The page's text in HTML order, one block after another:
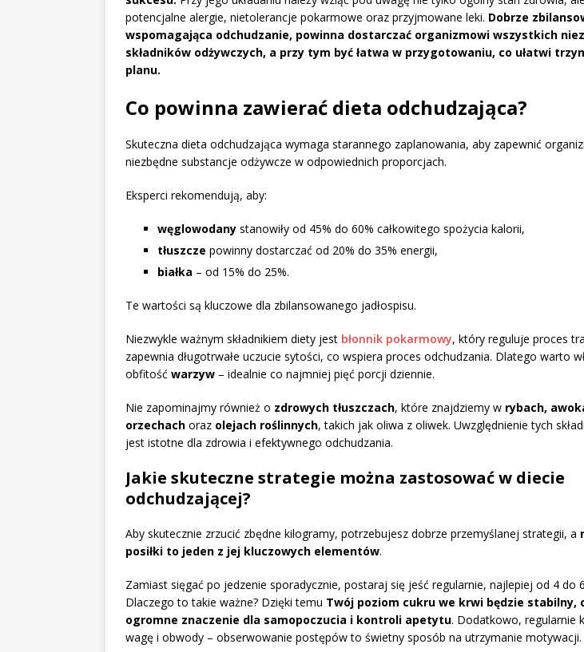
potencjalne alergie, nietolerancje pokarmowe oraz przyjmowane leki. Dobrze
wspomagająca odchudzanie, powinna dostarczać organizmowi wszystkich
składników odżywczych, a przy tym być łatwa w przygotowaniu, co ułatwi
planu.
Co powinna zawierać dieta odchudzająca?
Skuteczna dieta odchudzająca wymaga starannego zaplanowania, aby zapewnić
niezbędne substancje odżywcze w odpowiednich proporcjach.
Eksperci rekomendują, aby:
węglowodany stanowiły od 45% do 60% całkowitego spożycia kalorii,
tłuszcze powinny dostarczać od 20% do 35% energii,
białka – od 15% do 25%.
Te wartości są kluczowe dla zbilansowanego jadłospisu.
Niezwykle ważnym składnikiem diety jest błonnik pokarmowy, który reguluje proces
zapewnia długotrwałe uczucie sytości, co wspiera proces odchudzania. Dlatego warto
obfitość warzyw – idealnie co najmniej pięć porcji dziennie.
Nie zapominajmy również o zdrowych tłuszczach, które znajdziemy w rybach,
orzechach oraz olejach roślinnych, takich jak oliwa z oliwek. Uwzględnienie tych
jest istotne dla zdrowia i efektywnego odchudzania.
Jakie skuteczne strategie można zastosować w diecie
odchudzającej?
Aby skutecznie zrzucić zbędne kilogramy, potrzebujesz dobrze przemyślanej strategii, a
posiłki to jeden z jej kluczowych elementów.
Zamiast sięgać po jedzenie sporadycznie, postaraj się jeść regularnie, najlepiej od 4 do
Dlaczego to takie ważne? Dzięki temu Twój poziom cukru we krwi będzie stabilny,
ogromne znaczenie dla samopoczucia i kontroli apetytu. Dodatkowo, regularnie
wagę i obwody – obserwowanie postępów to świetny sposób na utrzymanie motywacji.